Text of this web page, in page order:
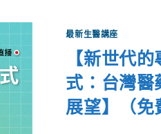
最新生醫講座
【新世代
式：台灣醫
展望】（免